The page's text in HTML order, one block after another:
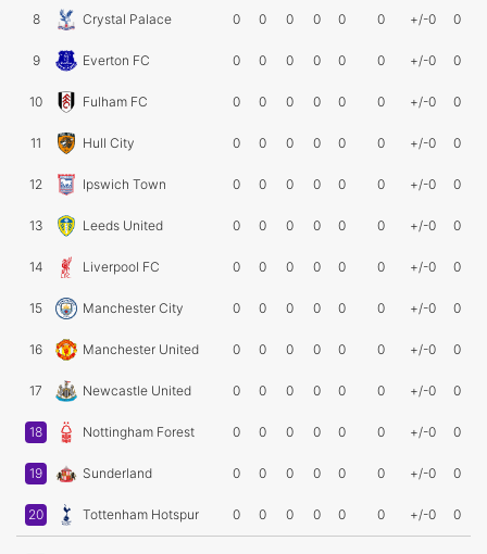
8 Crystal Palace 0 0 0 0 0 0 +/-0 0
9 Everton FC 0 0 0 0 0 0 +/-0 0
10 Fulham FC 0 0 0 0 0 0 +/-0 0
11 Hull City 0 0 0 0 0 0 +/-0 0
12 Ipswich Town 0 0 0 0 0 0 +/-0 0
13 Leeds United 0 0 0 0 0 0 +/-0 0
14 Liverpool FC 0 0 0 0 0 0 +/-0 0
15 Manchester City 0 0 0 0 0 0 +/-0 0
16 Manchester United 0 0 0 0 0 0 +/-0 0
17 Newcastle United 0 0 0 0 0 0 +/-0 0
18 Nottingham Forest 0 0 0 0 0 0 +/-0 0
19 Sunderland 0 0 0 0 0 0 +/-0 0
20 Tottenham Hotspur 0 0 0 0 0 0 +/-0 0